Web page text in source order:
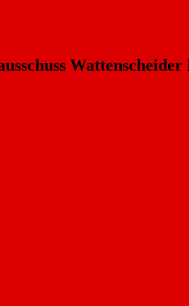
Wattenscheider